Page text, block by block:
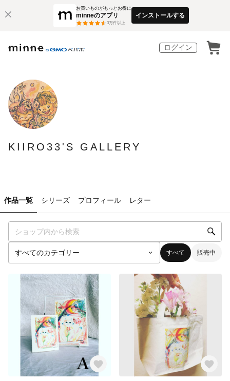
お買いものがもっとお得に
minneのアプリ
3万件以上
インストールする
ログイン
KIIRO33'S GALLERY
作品一覧 シリーズ プロフィール レター
すべて 販売中